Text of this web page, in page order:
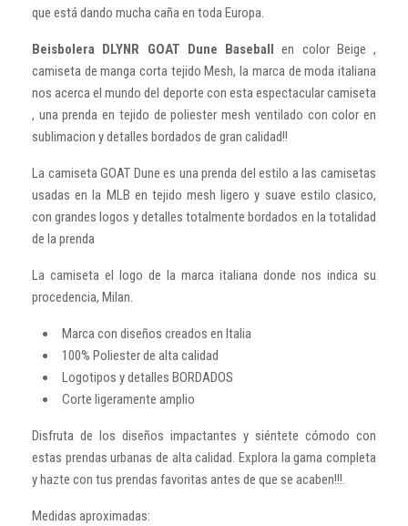
que está dando mucha caña en toda Europa.
Beisbolera DLYNR GOAT Dune Baseballen color Beige ,
camiseta de manga corta tejido Mesh, la marca de moda italiana
nos acerca el mundo del deporte con esta espectacular camiseta
, una prenda en tejido de poliester mesh ventilado con color en
sublimacion y detalles bordados de gran calidad!!
La camiseta GOAT Dune es una prenda del estilo a las camisetas
usadas en la MLB en tejido mesh ligero y suave estilo clasico,
con grandes logos y detalles totalmente bordados en la totalidad
de la prenda
La camiseta el logo de la marca italiana donde nos indica su
procedencia, Milan.
Marca con diseños creados en Italia
100% Poliester de alta calidad
Logotipos y detalles BORDADOS
Corte ligeramente amplio
Disfruta de los diseños impactantes y siéntete cómodo con
estas prendas urbanas de alta calidad. Explora la gama completa
y hazte con tus prendas favoritas antes de que se acaben!!!.
Medidas aproximadas: